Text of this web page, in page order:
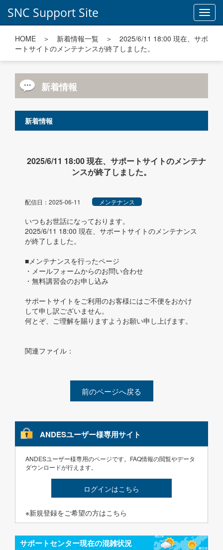
SNC Support Site
HOME ＞ 新着情報一覧 ＞ 2025/6/11 18:00 現在、サポ
ートサイトのメンテナンスが終了しました。
新着情報
新着情報
2025/6/11 18:00 現在、サポートサイトのメンテナ
ンスが終了しました。
配信日：2025-06-11 メンテナンス
いつもお世話になっております。
2025/6/11 18:00 現在、サポートサイトのメンテナンス
が終了しました。
■メンテナンスを行ったページ
・メールフォームからのお問い合わせ
・無料講習会のお申し込み
サポートサイトをご利用のお客様にはご不便をおかけ
して申し訳ございません。
何とぞ、ご理解を賜りますようお願い申し上げます。
関連ファイル：
前のページへ戻る
ANDESユーザー様専用サイト
ANDESユーザー様専用のページです。FAQ情報の閲覧やデータ
ダウンロードが行えます。
ログインはこちら
※新規登録をご希望の方はこちら
サポートセンター現在の混雑状況